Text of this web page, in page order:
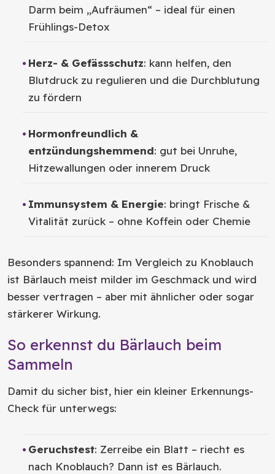
Darm beim „Aufräumen“ – ideal für einen
Frühlings-Detox
Herz- & Gefässschutz: kann helfen, den
Blutdruck zu regulieren und die Durchblutung
zu fördern
Hormonfreundlich &
entzündungshemmend: gut bei Unruhe,
Hitzewallungen oder innerem Druck
Immunsystem & Energie: bringt Frische &
Vitalität zurück – ohne Koffein oder Chemie
Besonders spannend: Im Vergleich zu Knoblauch
ist Bärlauch meist milder im Geschmack und wird
besser vertragen – aber mit ähnlicher oder sogar
stärkerer Wirkung.
So erkennst du Bärlauch beim
Sammeln
Damit du sicher bist, hier ein kleiner Erkennungs-
Check für unterwegs:
Geruchstest: Zerreibe ein Blatt – riecht es
nach Knoblauch? Dann ist es Bärlauch.